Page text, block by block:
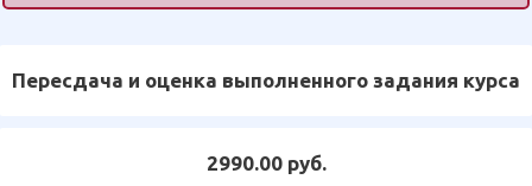
Пересдача и оценка выполненного задания курса
2990.00 руб.